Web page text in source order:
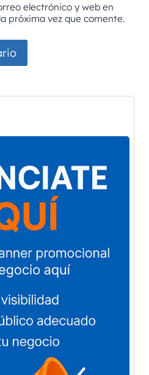
electrónico y web en
próxima vez que comente.